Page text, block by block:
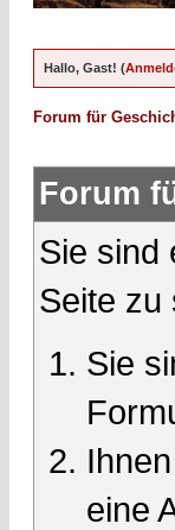
Hallo, Gast! (
Forum für
Forum
Sie sind
Seite zu
Sie
eine